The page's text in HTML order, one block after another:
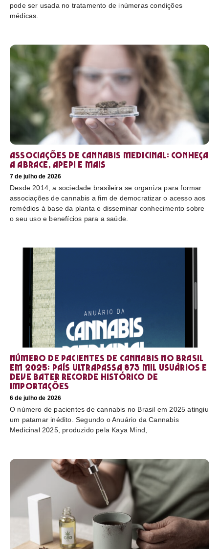
pode ser usada no tratamento de inúmeras condições
médicas.
Associações de cannabis medicinal: conheça
a Abrace, Apepi e mais
7 de julho de 2026
Desde 2014, a sociedade brasileira se organiza para formar
associações de cannabis a fim de democratizar o acesso aos
remédios à base da planta e disseminar conhecimento sobre
o seu uso e benefícios para a saúde.
Número de pacientes de cannabis no Brasil
em 2025: país ultrapassa 873 mil usuários e
deve bater recorde histórico de
importações
6 de julho de 2026
O número de pacientes de cannabis no Brasil em 2025 atingiu
um patamar inédito. Segundo o Anuário da Cannabis
Medicinal 2025, produzido pela Kaya Mind,